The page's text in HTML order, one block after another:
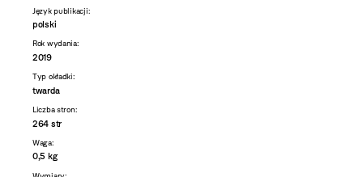
Język publikacji:
polski
Rok wydania:
2019
Typ okładki:
twarda
Liczba stron:
264 str
Waga:
0,5 kg